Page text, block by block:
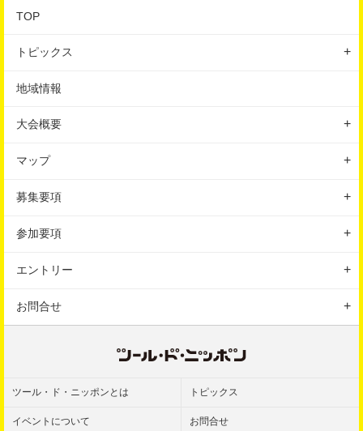
TOP
トピックス
地域情報
地域情報
大会概要
大会の特徴
アクセス
駐車場
マップ
コースマップ
募集要項
種目
保険
参加要項
参加前のご案内
エントリー
エントリーの手続き
エントリーの注意事項
お問合せ
ツール・ド・ニッポンとは トピックス
イベントについて お問合せ